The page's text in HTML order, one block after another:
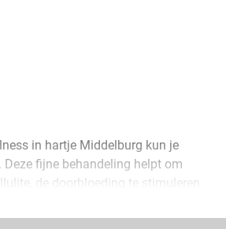
in hartje Middelburg kun je
fijne behandeling helpt om
de doorbloeding te stimuleren